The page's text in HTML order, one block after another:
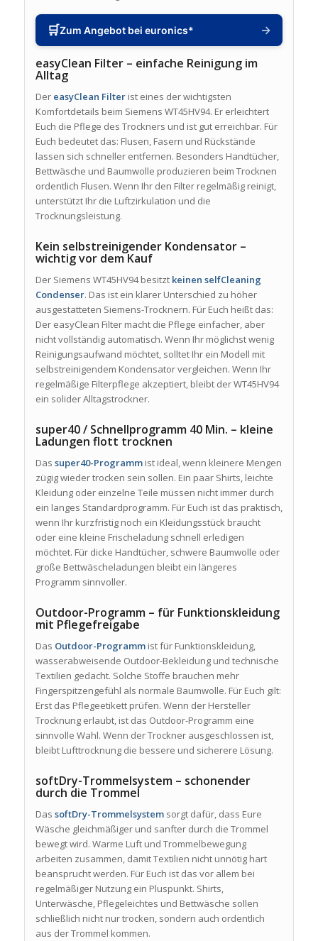
🛒Zum Angebot bei euronics* →
easyClean Filter – einfache Reinigung im
Alltag
Der easyClean Filterist eines der wichtigsten
Komfortdetails beim Siemens WT45HV94. Er erleichtert
Euch die Pflege des Trockners und ist gut erreichbar. Für
Euch bedeutet das: Flusen, Fasern und Rückstände
lassen sich schneller entfernen. Besonders Handtücher,
Bettwäsche und Baumwolle produzieren beim Trocknen
ordentlich Flusen. Wenn Ihr den Filter regelmäßig reinigt,
unterstützt Ihr die Luftzirkulation und die
Trocknungsleistung.
Kein selbstreinigender Kondensator –
wichtig vor dem Kauf
Der Siemens WT45HV94 besitzt keinen selfCleaning
Condenser. Das ist ein klarer Unterschied zu höher
ausgestatteten Siemens-Trocknern. Für Euch heißt das:
Der easyClean Filter macht die Pflege einfacher, aber
nicht vollständig automatisch. Wenn Ihr möglichst wenig
Reinigungsaufwand möchtet, solltet Ihr ein Modell mit
selbstreinigendem Kondensator vergleichen. Wenn Ihr
regelmäßige Filterpflege akzeptiert, bleibt der WT45HV94
ein solider Alltagstrockner.
super40 / Schnellprogramm 40 Min. – kleine
Ladungen flott trocknen
Das super40-Programmist ideal, wenn kleinere Mengen
zügig wieder trocken sein sollen. Ein paar Shirts, leichte
Kleidung oder einzelne Teile müssen nicht immer durch
ein langes Standardprogramm. Für Euch ist das praktisch,
wenn Ihr kurzfristig noch ein Kleidungsstück braucht
oder eine kleine Frischeladung schnell erledigen
möchtet. Für dicke Handtücher, schwere Baumwolle oder
große Bettwäscheladungen bleibt ein längeres
Programm sinnvoller.
Outdoor-Programm – für Funktionskleidung
mit Pflegefreigabe
Das Outdoor-Programmist für Funktionskleidung,
wasserabweisende Outdoor-Bekleidung und technische
Textilien gedacht. Solche Stoffe brauchen mehr
Fingerspitzengefühl als normale Baumwolle. Für Euch gilt:
Erst das Pflegeetikett prüfen. Wenn der Hersteller
Trocknung erlaubt, ist das Outdoor-Programm eine
sinnvolle Wahl. Wenn der Trockner ausgeschlossen ist,
bleibt Lufttrocknung die bessere und sicherere Lösung.
softDry-Trommelsystem – schonender
durch die Trommel
Das softDry-Trommelsystemsorgt dafür, dass Eure
Wäsche gleichmäßiger und sanfter durch die Trommel
bewegt wird. Warme Luft und Trommelbewegung
arbeiten zusammen, damit Textilien nicht unnötig hart
beansprucht werden. Für Euch ist das vor allem bei
regelmäßiger Nutzung ein Pluspunkt. Shirts,
Unterwäsche, Pflegeleichtes und Bettwäsche sollen
schließlich nicht nur trocken, sondern auch ordentlich
aus der Trommel kommen.